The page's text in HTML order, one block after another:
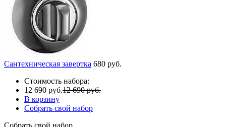
Сантехническая завертка 680 руб.
Стоимость набора:
12 690 руб.12 690 руб.
В корзину
Собрать свой набор
Собрать свой набор